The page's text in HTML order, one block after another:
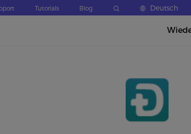
Tutorials Blog Deutsch